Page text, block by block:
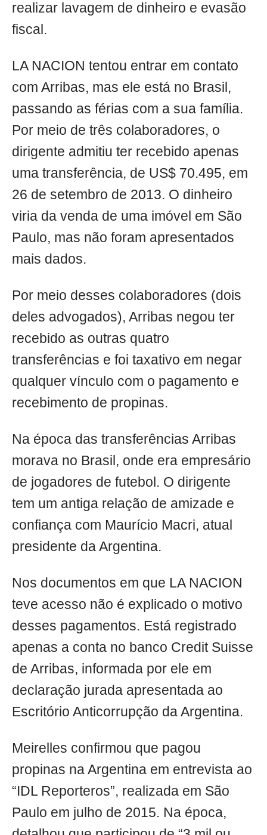
realizar lavagem de dinheiro e evasão
fiscal.
LA NACION tentou entrar em contato
com Arribas, mas ele está no Brasil,
passando as férias com a sua família.
Por meio de três colaboradores, o
dirigente admitiu ter recebido apenas
uma transferência, de US$ 70.495, em
26 de setembro de 2013. O dinheiro
viria da venda de uma imóvel em São
Paulo, mas não foram apresentados
mais dados.
Por meio desses colaboradores (dois
deles advogados), Arribas negou ter
recebido as outras quatro
transferências e foi taxativo em negar
qualquer vínculo com o pagamento e
recebimento de propinas.
Na época das transferências Arribas
morava no Brasil, onde era empresário
de jogadores de futebol. O dirigente
tem um antiga relação de amizade e
confiança com Maurício Macri, atual
presidente da Argentina.
Nos documentos em que LA NACION
teve acesso não é explicado o motivo
desses pagamentos. Está registrado
apenas a conta no banco Credit Suisse
de Arribas, informada por ele em
declaração jurada apresentada ao
Escritório Anticorrupção da Argentina.
Meirelles confirmou que pagou
propinas na Argentina em entrevista ao
“IDL Reporteros”, realizada em São
Paulo em julho de 2015. Na época,